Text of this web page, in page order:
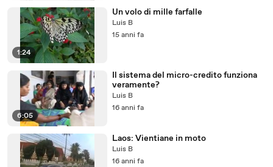
1:24
Un volo di mille farfalle
Luis B
15 anni fa
6:05
Il sistema del micro-credito funziona
veramente?
Luis B
16 anni fa
Laos: Vientiane in moto
Luis B
16 anni fa